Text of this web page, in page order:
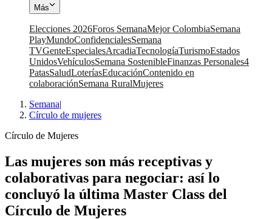
Más
Elecciones 2026Foros SemanaMejor ColombiaSemana
PlayMundoConfidencialesSemana
TVGenteEspecialesArcadiaTecnologíaTurismoEstados
UnidosVehículosSemana SostenibleFinanzas Personales4
PatasSaludLoteríasEducaciónContenido en
colaboraciónSemana RuralMujeres
Semana|
Círculo de mujeres
Círculo de Mujeres
Las mujeres son más receptivas y
colaborativas para negociar: así lo
concluyó la última Master Class del
Círculo de Mujeres